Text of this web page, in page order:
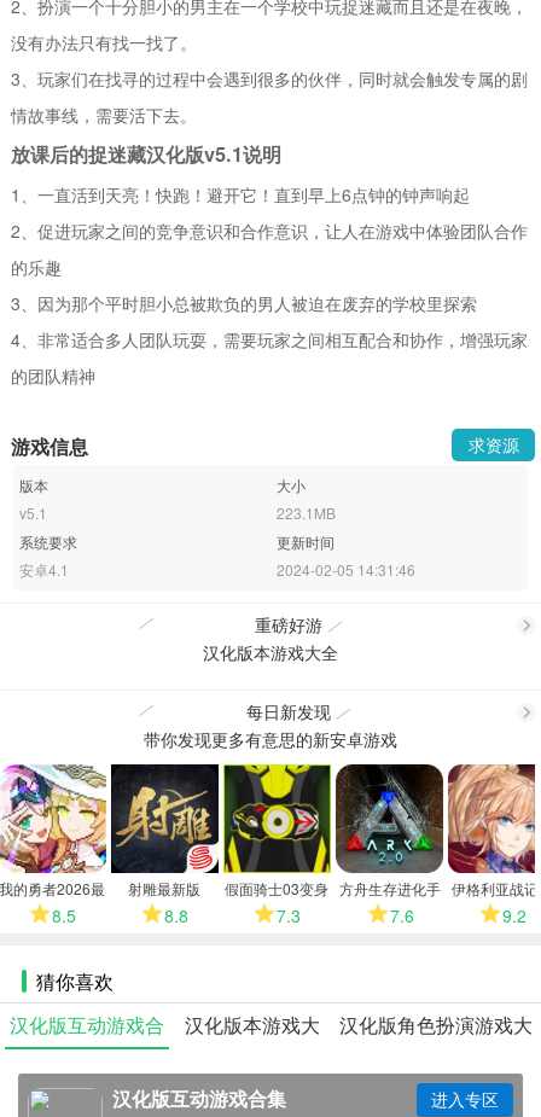
2、扮演一个十分胆小的男主在一个学校中玩捉迷藏而且还是在夜晚，
没有办法只有找一找了。
3、玩家们在找寻的过程中会遇到很多的伙伴，同时就会触发专属的剧
情故事线，需要活下去。
放课后的捉迷藏汉化版v5.1说明
1、一直活到天亮！快跑！避开它！直到早上6点钟的钟声响起
2、促进玩家之间的竞争意识和合作意识，让人在游戏中体验团队合作
的乐趣
3、因为那个平时胆小总被欺负的男人被迫在废弃的学校里探索
4、非常适合多人团队玩耍，需要玩家之间相互配合和协作，增强玩家
的团队精神
游戏信息 求资源
版本
v5.1
大小
223.1MB
系统要求
安卓4.1
更新时间
2024-02-05 14:31:46
重磅好游
多
汉化版本游戏大全
每日新发现
多
带你发现更多有意思的新安卓游戏
我的勇者2026最
新版8.5
射雕最新版
8.8
假面骑士03变身
模拟器
7.3
方舟生存进化手
机版7.6
伊格利亚战
卓版9.2
猜你喜欢
汉化版互动游戏合
集
汉化版本游戏大
全
汉化版角色扮演游戏大
全
汉化版互动游戏合集
进入专区